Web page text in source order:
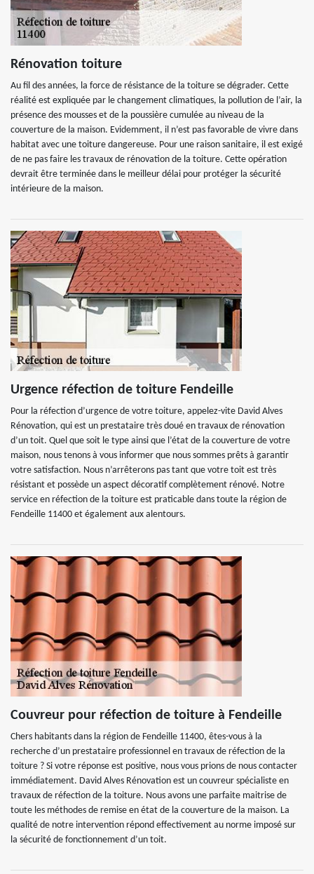
Rénovation toiture
Au fil des années, la force de résistance de la toiture se dégrader. Cette
réalité est expliquée par le changement climatiques, la pollution de l’air, la
présence des mousses et de la poussière cumulée au niveau de la
couverture de la maison. Evidemment, il n’est pas favorable de vivre dans
habitat avec une toiture dangereuse. Pour une raison sanitaire, il est exigé
de ne pas faire les travaux de rénovation de la toiture. Cette opération
devrait être terminée dans le meilleur délai pour protéger la sécurité
intérieure de la maison.
Urgence réfection de toiture Fendeille
Pour la réfection d’urgence de votre toiture, appelez-vite David Alves
Rénovation, qui est un prestataire très doué en travaux de rénovation
d’un toit. Quel que soit le type ainsi que l’état de la couverture de votre
maison, nous tenons à vous informer que nous sommes prêts à garantir
votre satisfaction. Nous n’arrêterons pas tant que votre toit est très
résistant et possède un aspect décoratif complètement rénové. Notre
service en réfection de la toiture est praticable dans toute la région de
Fendeille 11400 et également aux alentours.
Couvreur pour réfection de toiture à Fendeille
Chers habitants dans la région de Fendeille 11400, êtes-vous à la
recherche d’un prestataire professionnel en travaux de réfection de la
toiture ? Si votre réponse est positive, nous vous prions de nous contacter
immédiatement. David Alves Rénovation est un couvreur spécialiste en
travaux de réfection de la toiture. Nous avons une parfaite maitrise de
toute les méthodes de remise en état de la couverture de la maison. La
qualité de notre intervention répond effectivement au norme imposé sur
la sécurité de fonctionnement d’un toit.